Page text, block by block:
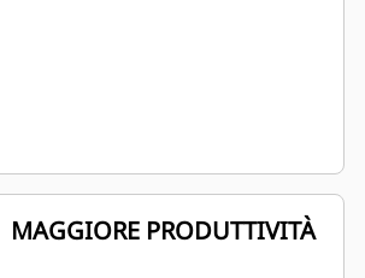
MAGGIORE PRODUTTIVITÀ